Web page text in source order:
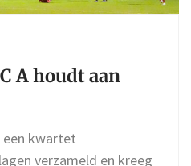
A houdt aan
een kwartet
verzameld en kreeg